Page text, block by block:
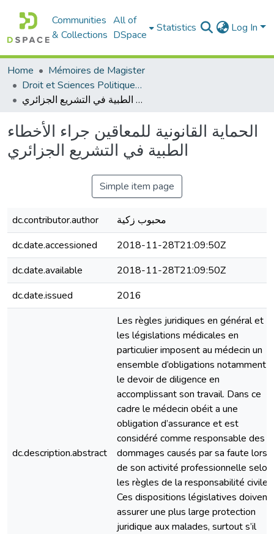
Communities
& Collections
All of
DSpace
Statistics Log In
Home
Mémoires de Magister
Droit et Sciences Politiques - الحقوق و العلوم السياسية
الحماية القانونية للمعاقين جراء الأخطاء الطبية في التشريع الجزائري
الحماية القانونية للمعاقين جراء الأخطاء
الطبية في التشريع الجزائري
Simple item page
dc.contributor.author
محبوب زكية
dc.date.accessioned
2018-11-28T21:09:50Z
dc.date.available
2018-11-28T21:09:50Z
dc.date.issued
2016
dc.description.abstract
Les règles juridiques en général et
les législations médicales en
particulier imposent au médecin un
ensemble d’obligations notamment
le devoir de diligence en
accomplissant son travail. Dans ce
cadre le médecin obéit a une
obligation d’assurance et est
considéré comme responsable des
dommages causés par sa faute lors
de son activité professionnelle selon
les règles de la responsabilité civile
Ces dispositions législatives doivent
assurer une plus large protection
juridique aux malades, surtout s’il